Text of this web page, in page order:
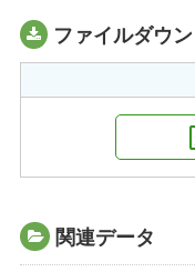
ファイルダウ
関連データ